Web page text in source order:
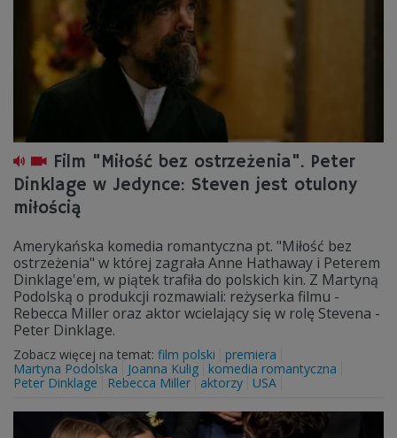
Film "Miłość bez ostrzeżenia". Peter
Dinklage w Jedynce: Steven jest otulony
miłością
Amerykańska komedia romantyczna pt. "Miłość bez
ostrzeżenia" w której zagrała Anne Hathaway i Peterem
Dinklage'em, w piątek trafiła do polskich kin. Z Martyną
Podolską o produkcji rozmawiali: reżyserka filmu -
Rebecca Miller oraz aktor wcielający się w rolę Stevena -
Peter Dinklage.
Zobacz więcej na temat: film polski
premiera
Martyna Podolska
Joanna Kulig
komedia romantyczna
Peter Dinklage
Rebecca Miller aktorzy USA